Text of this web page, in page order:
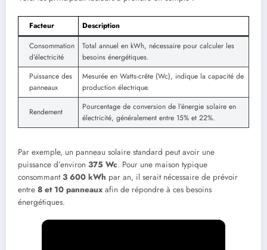
Facteur
Description
Consommation
d’électricité
Total annuel en kWh, nécessaire pour calculer les
besoins énergétiques.
Puissance des
panneaux
Mesurée en Watts-crête (Wc), indique la capacité de
production électrique.
Rendement
Pourcentage de conversion de l’énergie solaire en
électricité, généralement entre 15% et 22%.
Par exemple, un panneau solaire standard peut avoir une
puissance d’environ 375 Wc. Pour une maison typique
consommant3 600 kWh par an, il serait nécessaire de prévoir
entre 8 et 10 panneaux afin de répondre à ces besoins
énergétiques.